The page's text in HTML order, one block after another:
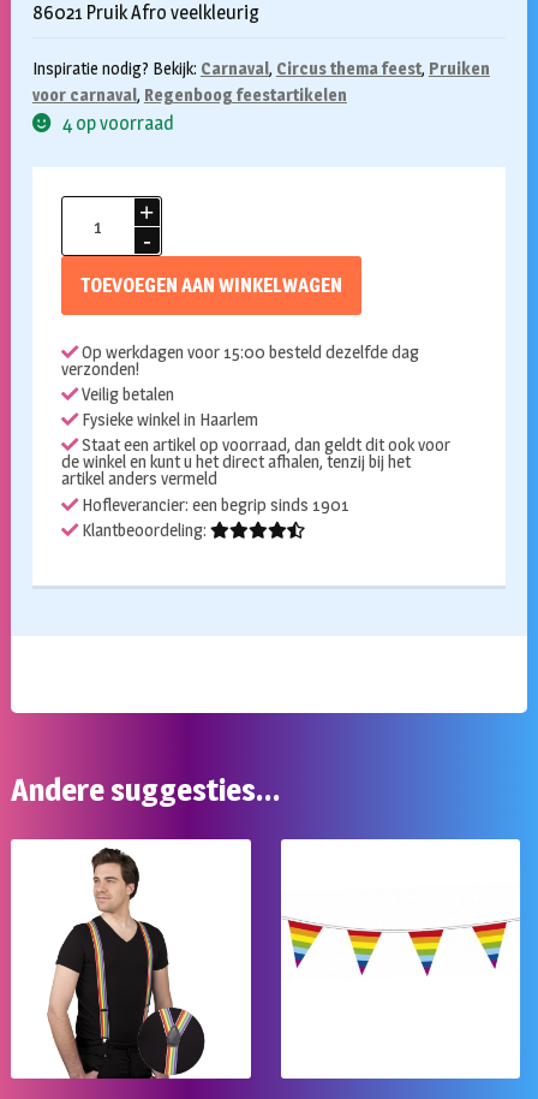
86021 Pruik Afro veelkleurig
Inspiratie nodig? Bekijk: Carnaval, Circus thema feest, Pruiken
voor carnaval, Regenboog feestartikelen
4 op voorraad
pruik
TOEVOEGEN AAN WINKELWAGEN
Op werkdagen voor 15:00 besteld dezelfde dag
verzonden!
Veilig betalen
Fysieke winkel in Haarlem
Staat een artikel op voorraad, dan geldt dit ook voor
de winkel en kunt u het direct afhalen, tenzij bij het
artikel anders vermeld
Hofleverancier: een begrip sinds 1901
Klantbeoordeling:
Andere suggesties…